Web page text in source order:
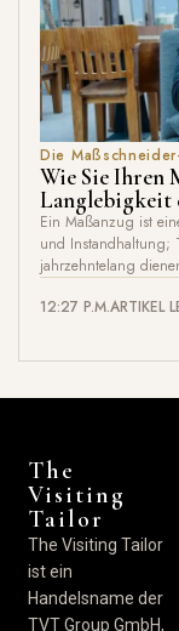
Die
Wie Sie Ihren
Langlebigkeit
Ein Maßanzug ist
und Instandhaltung;
jahrzehntelang
12:27 P.M.ARTIKEL
The
Visiting
Tailor
The Visiting Tailor
ist ein
Handelsname der
TVT Group GmbH,